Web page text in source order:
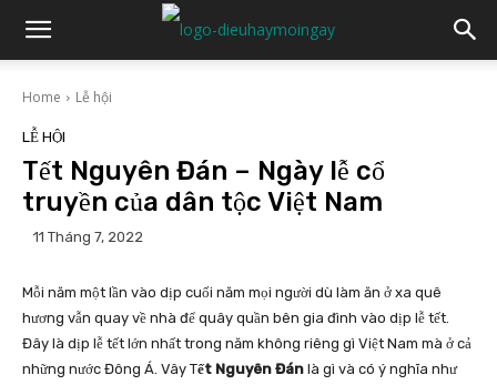
Home Lễ hội
LỄ HỘI
Tết Nguyên Đán – Ngày lễ cổ
truyền của dân tộc Việt Nam
11 Tháng 7, 2022
Mỗi năm một lần vào dịp cuối năm mọi người dù làm ăn ở xa quê
hương vẫn quay về nhà để quây quần bên gia đình vào dịp lễ tết.
Đây là dịp lễ tết lớn nhất trong năm không riêng gì Việt Nam mà ở cả
những nước Đông Á. Vây Tết Nguyên Đán là gì và có ý nghĩa như